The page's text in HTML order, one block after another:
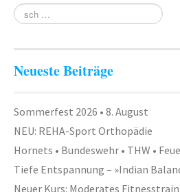
Neueste Beiträge
Sommerfest 2026 • 8. August
NEU: REHA-Sport Orthopädie
Hornets • Bundeswehr • THW •
Tiefe Entspannung – »Indian
Neuer Kurs: Moderates